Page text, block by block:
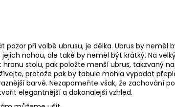
při volbě ubrusu, je délka. Ubrus by neměl
nohou, ale také by neměl být krátký. Na
stolu, pak položte menší ubrus, takzvaný
protože pak by tabule mohla vypadat
barvě. Nezapomeňte však, že zachování
elegantnější a dokonalejší vzhled.